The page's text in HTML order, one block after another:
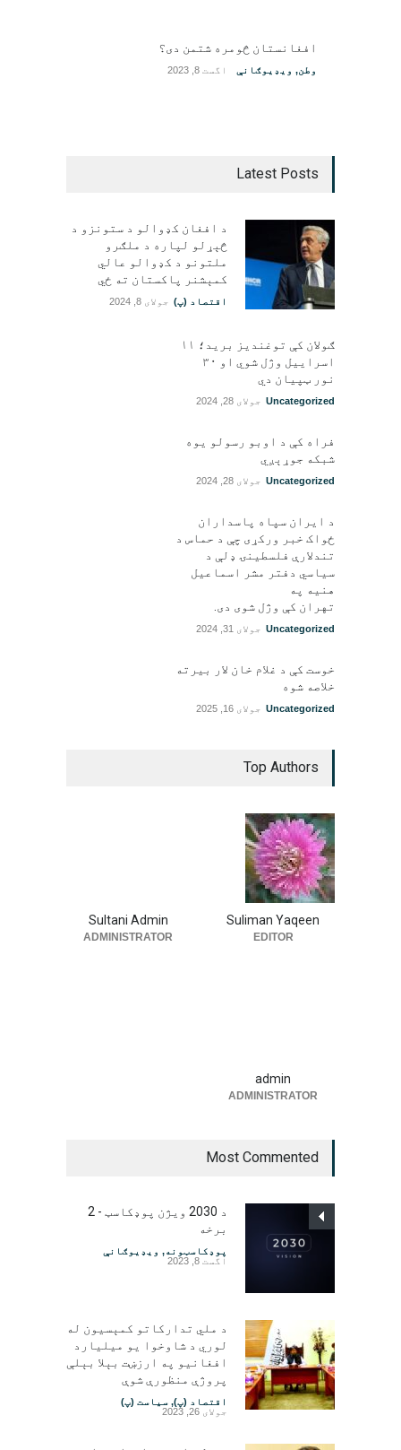
افغانستان څومره شتمن دی؟
وطن, ویډیوګانې اگست 8, 2023
Latest Posts
د افغان کډوالو د ستونزو د
څېړلو لپاره د ملګرو
ملتونو د کډوالو عالي
کمېشنر پاکستان ته ځي
اقتصاد (پ) جولای 8, 2024
ګولان کې توغندیز برید؛ ۱۱
اسراییل وژل شوي او ۳۰
نور ټپيان دي
Uncategorized جولای 28, 2024
فراه کې د اوبو رسولو یوه
شبکه جوړېږي
Uncategorized جولای 28, 2024
د ایران سپاه پاسداران
ځواک خبر ورکړی چې د حماس د
تندلارې فلسطينۍ ډلې د
سیاسي دفتر مشر اسماعیل
هنيه په
تهران کې وژل شوی دی.
Uncategorized جولای 31, 2024
خوست کې د غلام خان لار بیرته
خلاصه شوه
Uncategorized جولای 16, 2025
Top Authors
Suliman Yaqeen
EDITOR
Sultani Admin
ADMINISTRATOR
admin
ADMINISTRATOR
Most Commented
د 2030 ویژن پوډکاسټ - 2
برخه
پوډکاسټونه, ویډیوګانې
اگست 8, 2023
د ملي تدارکاتو کمېسیون له
لوري د شاوخوا یو میلیارد
افغانیو په ارزښت بېلا بېلې
پروژې منظورې شوې
اقتصاد (پ), سیاست (پ)
جولای 26, 2023